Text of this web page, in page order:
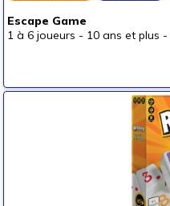
Escape Game
1 à 6 joueurs - 10 ans et plus -